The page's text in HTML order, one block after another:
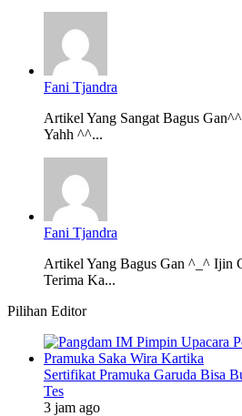
Fani Tjandra
Artikel Yang Sangat Bagus
Yahh ^^...
Fani Tjandra
Artikel Yang Bagus Gan ^_^ Ijin
Terima Ka...
Pilihan Editor
Sertifikat Pramuka Garuda Bisa
Tes
3 jam ago